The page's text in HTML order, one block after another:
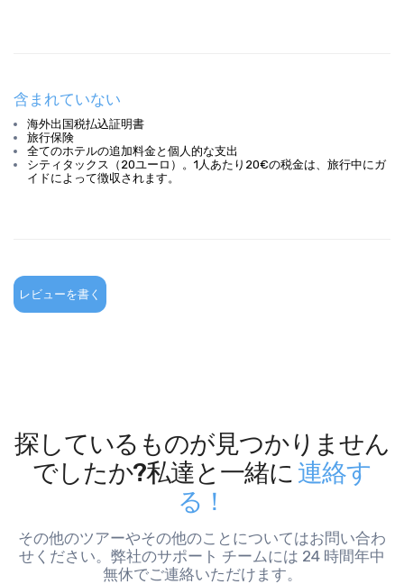
含まれていない
海外出国税払込証明書
旅行保険
全てのホテルの追加料金と個人的な支出
シティタックス（20ユーロ）。1人あたり20€の税金は、旅行中にガ
イドによって徴収されます。
レビューを書く
探しているものが見つかりません
でしたか?私達と一緒に 連絡す
る！
その他のツアーやその他のことについてはお問い合わ
せください。弊社のサポート チームには 24 時間年中
無休でご連絡いただけます。